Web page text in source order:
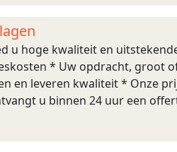
u hoge kwaliteit en
* Uw opdracht, groot
en leveren kwaliteit * Onze
u binnen 24 uur een